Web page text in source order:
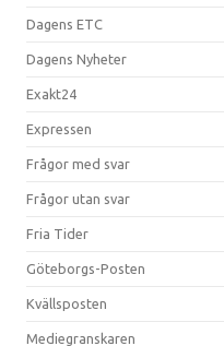
Dagens ETC
Dagens Nyheter
Exakt24
Expressen
Frågor med svar
Frågor utan svar
Fria Tider
Göteborgs-Posten
Kvällsposten
Mediegranskaren